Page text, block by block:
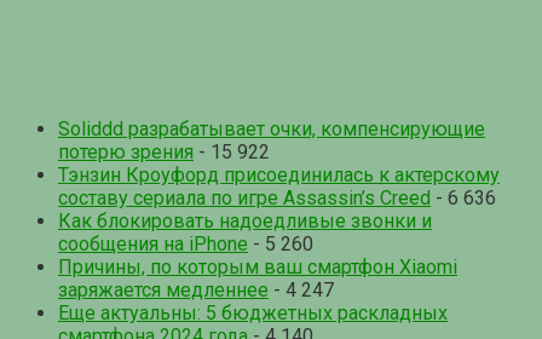
Soliddd разрабатывает очки, компенсирующие
потерю зрения - 15 922
Тэнзин Кроуфорд присоединилась к актерскому
составу сериала по игре Assassin’s Creed - 6 636
Как блокировать надоедливые звонки и
сообщения на iPhone - 5 260
Причины, по которым ваш смартфон Xiaomi
заряжается медленнее - 4 247
Еще актуальны: 5 бюджетных раскладных